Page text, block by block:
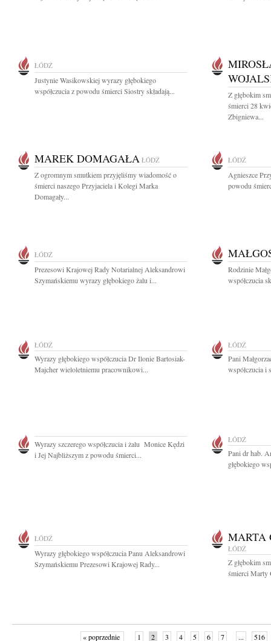
ŁÓDŹ
Justynie Wasikowskiej wyrazy głębokiego
współczucia z powodu śmierci Siostry składają...
Z głębokim
śmierci 28
Zbigniewa...
MAREK DOMAGAŁA ŁÓDŹ
Z ogromnym smutkiem przyjęliśmy wiadomość o
śmierci naszego Przyjaciela i Kolegi Marka
Domagały...
ŁÓDŹ
Agnieszce
powodu
ŁÓDŹ
Prezesowi Krajowej Rady Notarialnej Aleksandrowi
Szymańskiemu wyrazy głębokiego żalu i...
Rodzinie
współczucia
ŁÓDŹ
Wyrazy głębokiego współczucia Dr Ilonie Bartosiak-
Majcher wieloletniemu pracownikowi...
ŁÓDŹ
Pani
współczucia i
Wyrazy szczerego współczucia i żalu Monice Kędzi
i Jej Najbliższym z powodu śmierci...
ŁÓDŹ
Pani dr hab.
głębokiego
ŁÓDŹ
Wyrazy głębokiego współczucia Panu Aleksandrowi
Szymańskiemu Prezesowi Krajowej Rady...
MARTA
ŁÓDŹ
Z głębokim
śmierci Marty
« poprzednie 1 2 3 4 5 6 7 ... 516